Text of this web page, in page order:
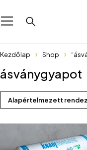
Kezdőlap Shop
ásványgyapot
Alapértelmezett